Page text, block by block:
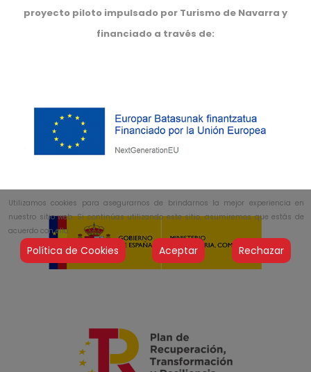
proyecto piloto impulsado por Turismo de Navarra y
financiado a través de:
Utilizamos cookies para asegurarnos de brindarnos la mejor experiencia en
nuestro sitio web. Si continúas utilizando este sitio, asumiremos que estás de
acuerdo con ello.
Política de Cookies Aceptar Rechazar